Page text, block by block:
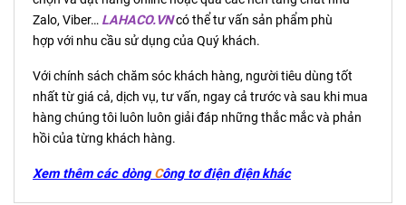
Zalo, Viber… LAHACO.VNcó thể tư vấn sản phẩm phù
hợp với nhu cầu sử dụng của Quý khách.
Với chính sách chăm sóc khách hàng, người tiêu dùng tốt
nhất từ giá cả, dịch vụ, tư vấn, ngay cả trước và sau khi mua
hàng chúng tôi luôn luôn giải đáp những thắc mắc và phản
hồi của từng khách hàng.
Xem thêm các dòngCông tơ điệnđiệnkhác